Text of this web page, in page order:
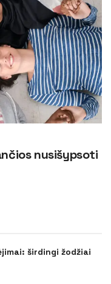
nusišypsoti
širdingi žodžiai